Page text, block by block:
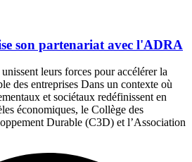
son partenariat avec l'ADRA
leurs forces pour accélérer la
des entreprises Dans un contexte où
et sociétaux redéfinissent en
économiques, le Collège des
Durable (C3D) et l’Association